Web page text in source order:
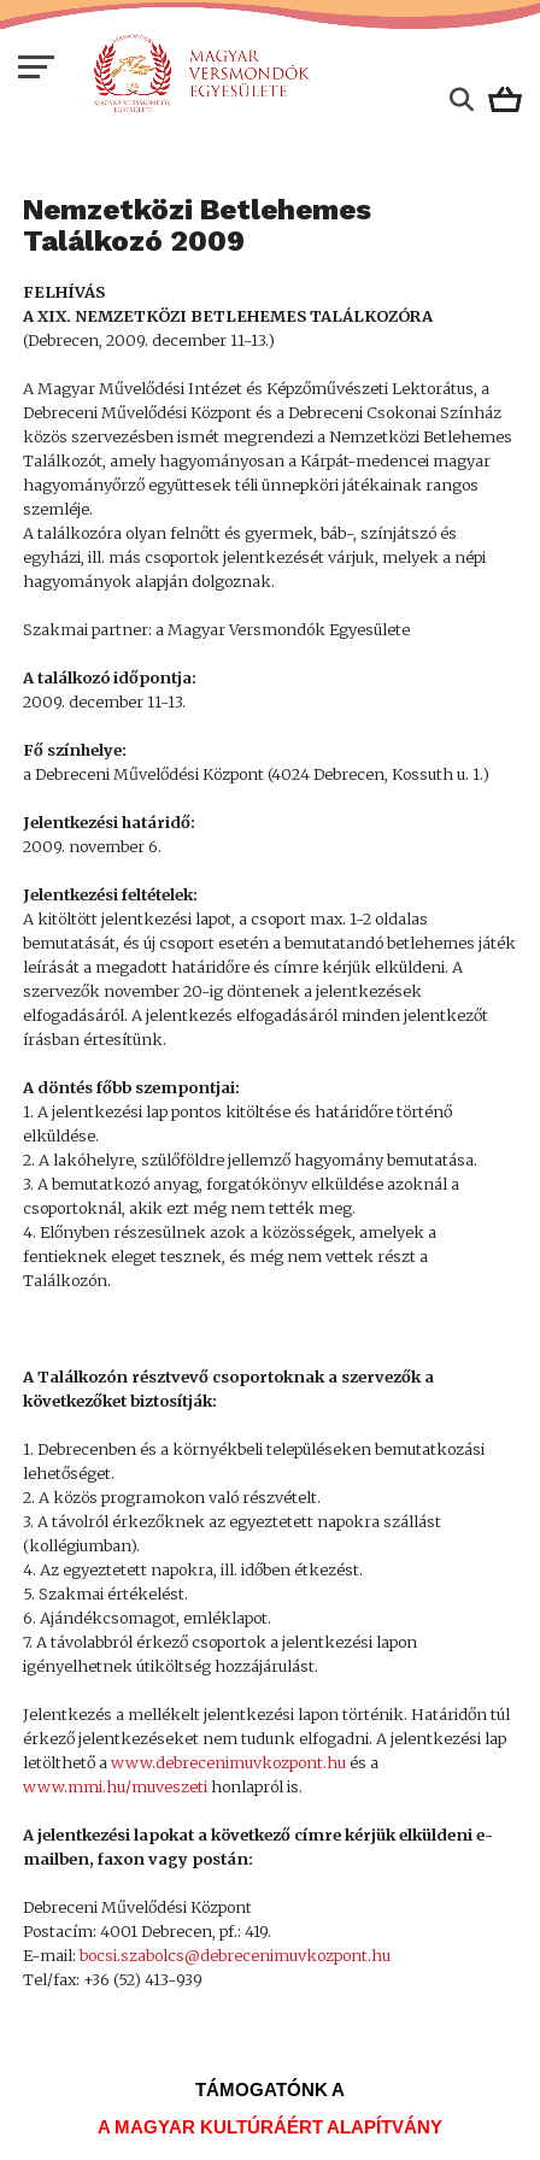
Nemzetközi Betlehemes
Találkozó 2009
FELHÍVÁS
A XIX. NEMZETKÖZI BETLEHEMES TALÁLKOZÓRA
(Debrecen, 2009. december 11-13.)
A Magyar Művelődési Intézet és Képzőművészeti Lektorátus, a
Debreceni Művelődési Központ és a Debreceni Csokonai Színház
közös szervezésben ismét megrendezi a Nemzetközi Betlehemes
Találkozót, amely hagyományosan a Kárpát-medencei magyar
hagyományőrző együttesek téli ünnepköri játékainak rangos
szemléje.
A találkozóra olyan felnőtt és gyermek, báb-, színjátszó és
egyházi, ill. más csoportok jelentkezését várjuk, melyek a népi
hagyományok alapján dolgoznak.
Szakmai partner: a Magyar Versmondók Egyesülete
A találkozó időpontja:
2009. december 11-13.
Fő színhelye:
a Debreceni Művelődési Központ (4024 Debrecen, Kossuth u. 1.)
Jelentkezési határidő:
2009. november 6.
Jelentkezési feltételek:
A kitöltött jelentkezési lapot, a csoport max. 1-2 oldalas
bemutatását, és új csoport esetén a bemutatandó betlehemes játék
leírását a megadott határidőre és címre kérjük elküldeni. A
szervezők november 20-ig döntenek a jelentkezések
elfogadásáról. A jelentkezés elfogadásáról minden jelentkezőt
írásban értesítünk.
A döntés főbb szempontjai:
1. A jelentkezési lap pontos kitöltése és határidőre történő
elküldése.
2. A lakóhelyre, szülőföldre jellemző hagyomány bemutatása.
3. A bemutatkozó anyag, forgatókönyv elküldése azoknál a
csoportoknál, akik ezt még nem tették meg.
4. Előnyben részesülnek azok a közösségek, amelyek a
fentieknek eleget tesznek, és még nem vettek részt a
Találkozón.
A Találkozón résztvevő csoportoknak a szervezők a
következőket biztosítják:
1. Debrecenben és a környékbeli településeken bemutatkozási
lehetőséget.
2. A közös programokon való részvételt.
3. A távolról érkezőknek az egyeztetett napokra szállást
(kollégiumban).
4. Az egyeztetett napokra, ill. időben étkezést.
5. Szakmai értékelést.
6. Ajándékcsomagot, emléklapot.
7. A távolabbról érkező csoportok a jelentkezési lapon
igényelhetnek útiköltség hozzájárulást.
Jelentkezés a mellékelt jelentkezési lapon történik. Határidőn túl
érkező jelentkezéseket nem tudunk elfogadni. A jelentkezési lap
letölthető awww.debrecenimuvkozpont.hués a
www.mmi.hu/muveszetihonlapról is.
A jelentkezési lapokat a következő címre kérjük elküldeni e-
mailben, faxon vagy postán:
Debreceni Művelődési Központ
Postacím: 4001 Debrecen, pf.: 419.
E-mail:bocsi.szabolcs@debrecenimuvkozpont.hu
Tel/fax: +36 (52) 413-939
TÁMOGATÓNK A
A MAGYAR KULTÚRÁÉRT ALAPÍTVÁNY